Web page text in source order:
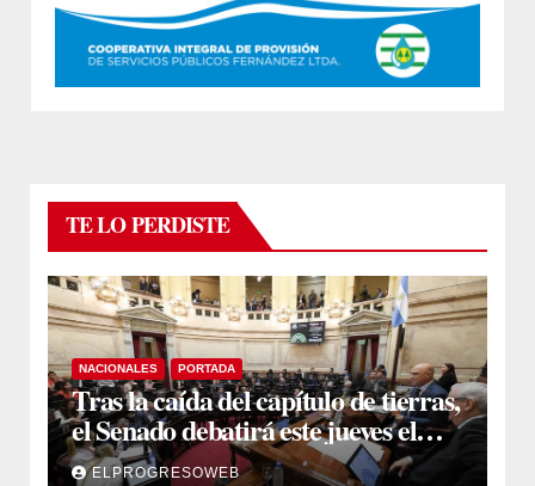
TE LO PERDISTE
NACIONALES PORTADA
Tras la caída del capítulo de tierras,
el Senado debatirá este jueves el
proyecto sobre propiedad privada
ELPROGRESOWEB